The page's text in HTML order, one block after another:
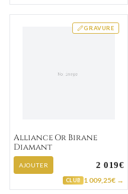
GRAVURE
Alliance Or Birane
Diamant
AJOUTER 2 019€
CLUB 1 009,25€ →